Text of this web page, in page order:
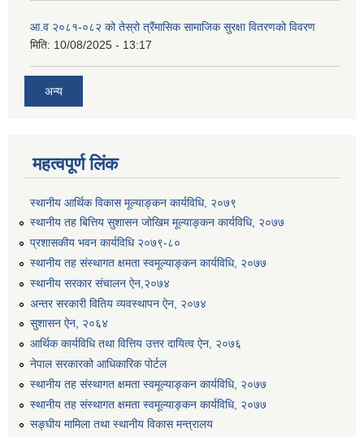
आ.व २०८१-०८२ को तेस्रो त्रैंमासिक सामाजिक सुरक्षा वितरणको विवरण
मिति: 10/08/2025 - 13:17
अन्य
महत्वपूर्ण लिंक
स्थानीय आर्थिक विकास मूल्याङ्कन कार्यविधि, २०७९
स्थानीय तह बित्तिय सुशासन जोखिम मूल्याङ्कन कार्यविधि, २०७७
प्रशासकीय भवन कार्यविधि २०७९-८०
स्थानीय तह संस्थागत क्षमता स्वमूल्याङ्कन कार्यविधि, २०७७
स्थानीय सरकार संचालन ऐन,२०७४
अन्तर सरकारी वितिय व्यवस्थापन ऐन, २०७४
सुशासन ऐन, २०६४
आर्थिक कार्यविधि तथा वित्तिय उत्तर दायित्व ऐन, २०७६
नेपाल सरकारको आधिकारिक पोर्टल
स्थानीय तह संस्थागत क्षमता स्वमूल्याङ्कन कार्यविधि, २०७७
स्थानीय तह संस्थागत क्षमता स्वमूल्याङ्कन कार्यविधि, २०७७
सङ्घीय मामिला तथा स्थानीय विकास मन्त्रालय